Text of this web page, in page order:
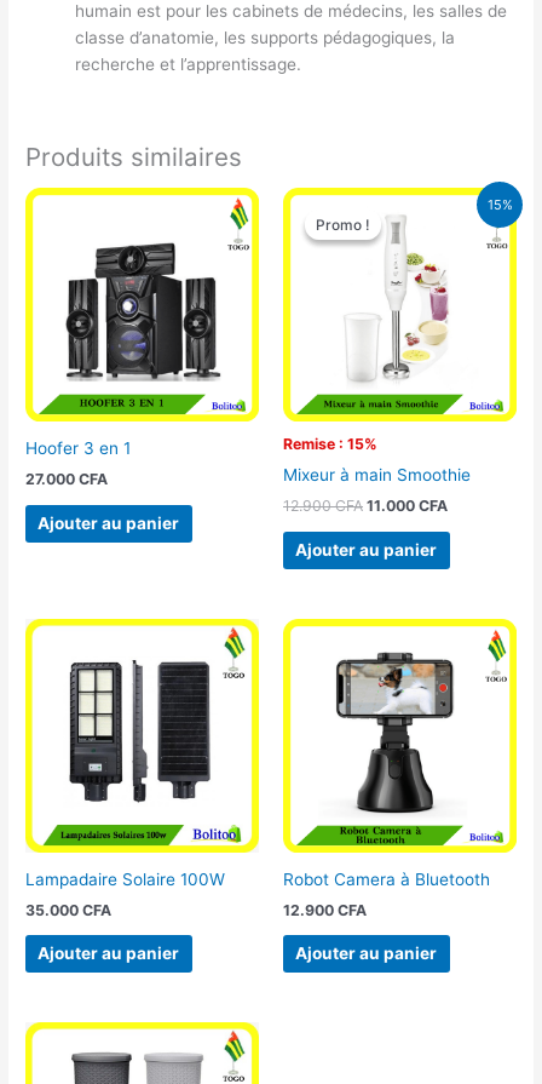
humain est pour les cabinets de médecins, les salles de
classe d’anatomie, les supports pédagogiques, la
recherche et l’apprentissage.
Produits similaires
Hoofer 3 en 1
27.000CFA
Ajouter au panier
15%
Promo !
Remise : 15%
Promo !
Mixeur à main Smoothie
12.900CFA
Le
prix
initial
était :
12.900 CFA.
11.000 CFA
Le
Ajouter au panier
Lampadaire Solaire 100W
35.000CFA
Ajouter au panier
Robot Camera à Bluetooth
12.900 CFA
Ajouter au panier